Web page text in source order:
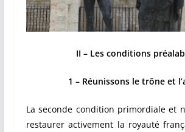
II – Les conditions
1 – Réunissons le trône et
La seconde condition primordiale et
restaurer activement la royauté